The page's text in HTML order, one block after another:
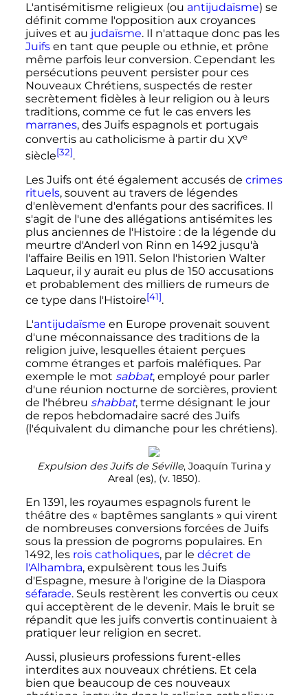
L'antisémitisme religieux (ou antijudaïsme) se
définit comme l'opposition aux croyances
juives et au judaïsme. Il n'attaque donc pas les
Juifsen tant que peuple ou ethnie, et prône
même parfois leur conversion. Cependant les
persécutions peuvent persister pour ces
Nouveaux Chrétiens, suspectés de rester
secrètement fidèles à leur religion ou à leurs
traditions, comme ce fut le cas envers les
marranes, des Juifs espagnols et portugais
convertis au catholicisme à partir du XVe
siècle[32].
Les Juifs ont été également accusés de crimes
rituels, souvent au travers de légendes
d'enlèvement d'enfants pour des sacrifices. Il
s'agit de l'une des allégations antisémites les
plus anciennes de l'Histoire : de la légende du
meurtre d'Anderl von Rinn en 1492 jusqu'à
l'affaire Beilis en 1911. Selon l'historien Walter
Laqueur, il y aurait eu plus de 150 accusations
et probablement des milliers de rumeurs de
ce type dans l'Histoire[41].
L'antijudaïsme en Europe provenait souvent
d'une méconnaissance des traditions de la
religion juive, lesquelles étaient perçues
comme étranges et parfois maléfiques. Par
exemple le mot sabbat, employé pour parler
d'une réunion nocturne de sorcières, provient
de l'hébreu shabbat, terme désignant le jour
de repos hebdomadaire sacré des Juifs
(l'équivalent du dimanche pour les chrétiens).
Expulsion des Juifs de Séville, Joaquín Turina y
Areal (es), (v. 1850).
En 1391, les royaumes espagnols furent le
théâtre des « baptêmes sanglants » qui virent
de nombreuses conversions forcées de Juifs
sous la pression de pogroms populaires. En
1492, les rois catholiques, par le décret de
l'Alhambra, expulsèrent tous les Juifs
d'Espagne, mesure à l'origine de la Diaspora
séfarade. Seuls restèrent les convertis ou ceux
qui acceptèrent de le devenir. Mais le bruit se
répandit que les juifs convertis continuaient à
pratiquer leur religion en secret.
Aussi, plusieurs professions furent-elles
interdites aux nouveaux chrétiens. Et cela
bien que beaucoup de ces nouveaux